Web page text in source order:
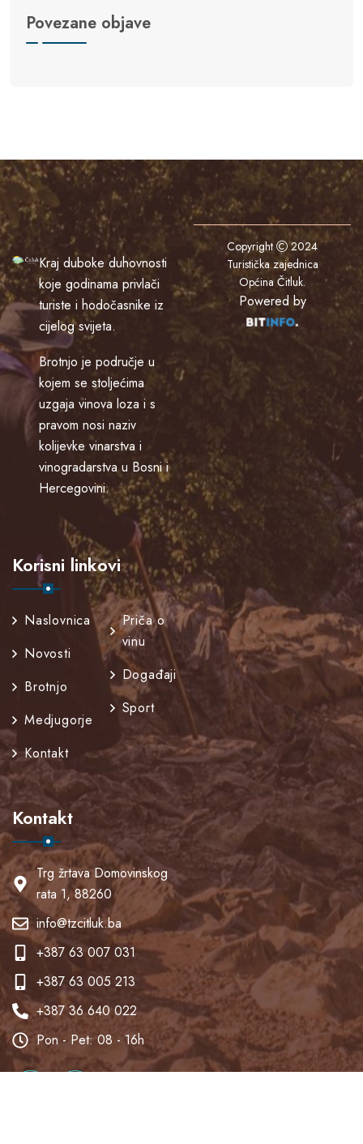
Povezane objave
Kraj duboke duhovnosti
koje godinama privlači
turiste i hodočasnike iz
cijelog svijeta.
Brotnjo je područje u
kojem se stoljećima
uzgaja vinova loza i s
pravom nosi naziv
kolijevke vinarstva i
vinogradarstva u Bosni i
Hercegovini.
Korisni linkovi
Naslovnica
Novosti
Brotnjo
Medjugorje
Kontakt
Priča o
vinu
Događaji
Sport
Kontakt
Trg žrtava Domovinskog
rata 1, 88260
info@tzcitluk.ba
+387 63 007 031
+387 63 005 213
+387 36 640 022
Pon - Pet: 08 - 16h
Copyright
2024
Turistička zajednica
Općina Čitluk.
Powered by